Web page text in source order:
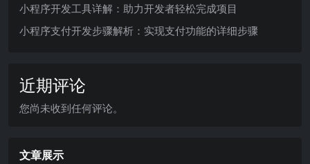
小程序开发工具详解：助力开发者轻松完成项目
小程序支付开发步骤解析：实现支付功能的详细步骤
近期评论
您尚未收到任何评论。
文章展示